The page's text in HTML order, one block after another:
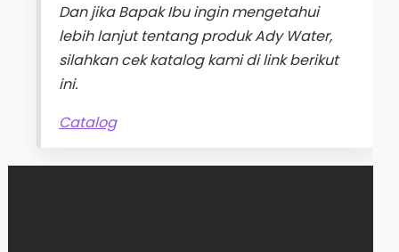
Dan jika Bapak Ibu ingin mengetahui
lebih lanjut tentang produk Ady Water,
silahkan cek katalog kami di link berikut
ini.
Catalog